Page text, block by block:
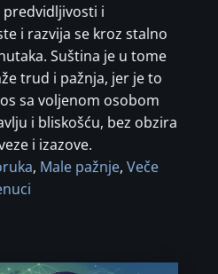
predvidljivosti i
i razvija se kroz stalno
Suština je u tome
trud i pažnja, jer je to
sa voljenom osobom
i bliskošću, bez obzira
i izazove.
, Male pažnje, Veče